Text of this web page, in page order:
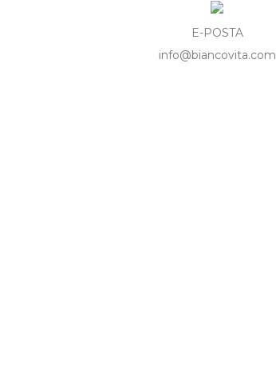
E-POSTA
info@biancovita.com